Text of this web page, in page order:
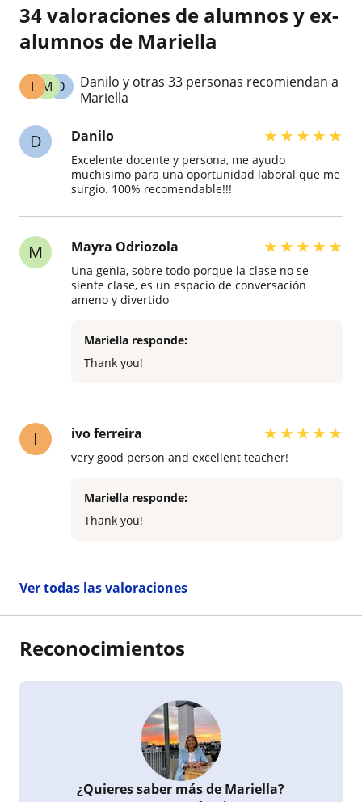
34 valoraciones de alumnos y ex-
alumnos de Mariella
D
M
I
Danilo y otras 33 personas recomiendan a
Mariella
D Danilo ★★★★★
Excelente docente y persona, me ayudo
muchisimo para una oportunidad laboral que me
surgio. 100% recomendable!!!
M Mayra Odriozola ★★★★★
Una genia, sobre todo porque la clase no se
siente clase, es un espacio de conversación
ameno y divertido
Mariella responde:
Thank you!
I ivo ferreira ★★★★★
very good person and excellent teacher!
Mariella responde:
Thank you!
Ver todas las valoraciones
Reconocimientos
¿Quieres saber más de Mariella?